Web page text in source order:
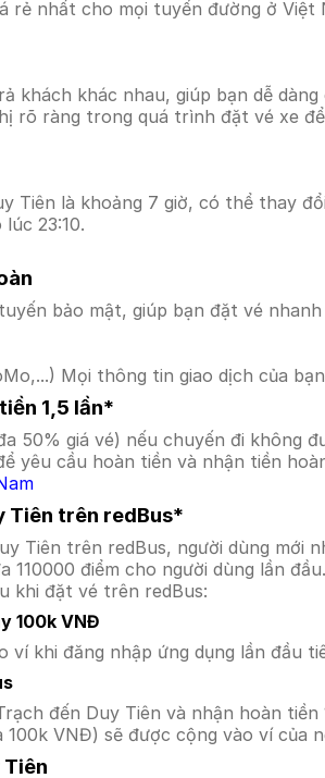
rẻ nhất cho mọi tuyến đường ở Việt
khách khác nhau, giúp bạn dễ
rõ ràng trong quá trình đặt vé xe
Tiên là khoảng 7 giờ, có thể thay
23:10.
bảo mật, giúp bạn đặt vé
Mọi thông tin giao dịch của
1,5 lần*
50% giá vé) nếu chuyến đi không
yêu cầu hoàn tiền và nhận tiền
Tiên trên redBus*
trên redBus, người dùng mới
110000 điểm cho người dùng lần
khi đặt vé trên redBus:
100k VNĐ
ví khi đăng nhập ứng dụng lần đầu
đến Duy Tiên và nhận hoàn
VNĐ) sẽ được cộng vào ví của
Tiên